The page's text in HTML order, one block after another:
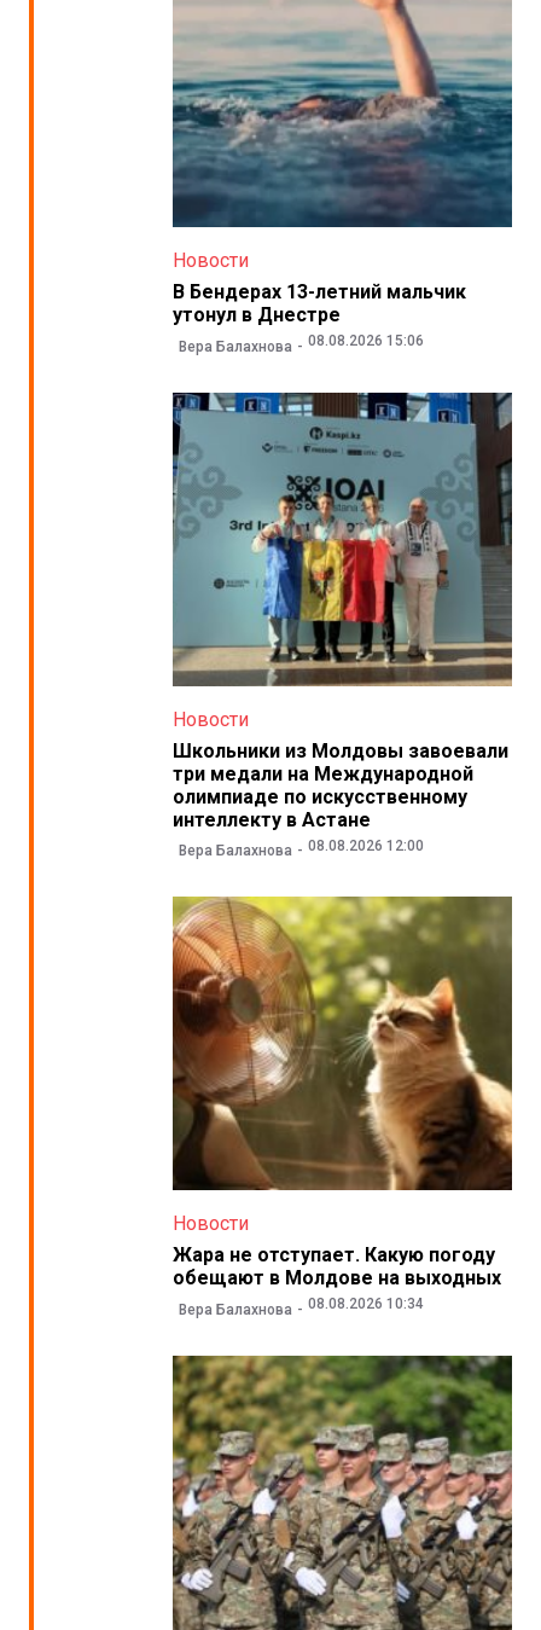
Новости
В Бендерах 13-летний мальчик
утонул в Днестре
Вера Балахнова 08.08.2026 15:06
Новости
Школьники из Молдовы завоевали
три медали на Международной
олимпиаде по искусственному
интеллекту в Астане
Вера Балахнова 08.08.2026 12:00
Новости
Жара не отступает. Какую погоду
обещают в Молдове на выходных
Вера Балахнова 08.08.2026 10:34